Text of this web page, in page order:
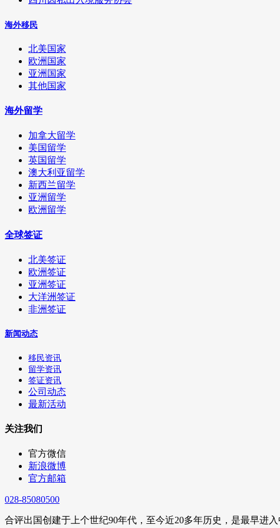
海外移民
北美国家
欧洲国家
亚洲国家
其他国家
海外留学
加拿大留学
美国留学
英国留学
澳大利亚留学
新西兰留学
亚洲留学
欧洲留学
全球签证
北美签证
欧洲签证
亚洲签证
大洋洲签证
非洲签证
新闻动态
移民资讯
留学资讯
签证资讯
公司动态
最新活动
关注我们
官方微信
新浪微博
官方邮箱
028-85080500
合评出国创建于上个世纪90年代，至今近20多年历史，是最早进